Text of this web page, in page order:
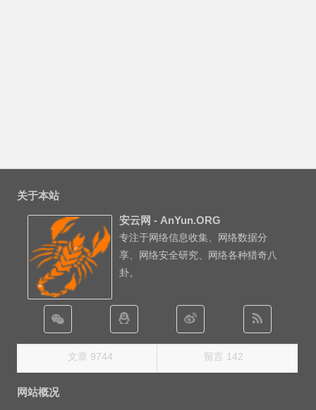
关于本站
安云网 - AnYun.ORG
专注于网络信息收集、网络数据分
享、网络安全研究、网络各种猎奇八
卦。
文章 9744 留言 142
网站概况